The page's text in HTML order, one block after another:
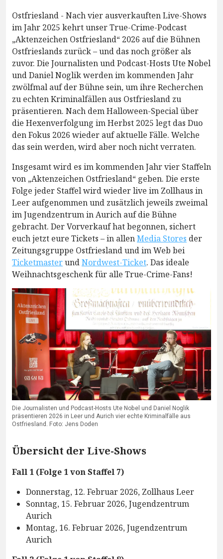
Ostfriesland - Nach vier ausverkauften Live-Shows
im Jahr 2025 kehrt unser True-Crime-Podcast
„Aktenzeichen Ostfriesland“ 2026 auf die Bühnen
Ostfrieslands zurück – und das noch größer als
zuvor. Die Journalisten und Podcast-Hosts Ute Nobel
und Daniel Noglik werden im kommenden Jahr
zwölfmal auf der Bühne sein, um ihre Recherchen
zu echten Kriminalfällen aus Ostfriesland zu
präsentieren. Nach dem Halloween-Special über
die Hexenverfolgung im Herbst 2025 legt das Duo
den Fokus 2026 wieder auf aktuelle Fälle. Welche
das sein werden, wird aber noch nicht verraten.
Insgesamt wird es im kommenden Jahr vier Staffeln
von „Aktenzeichen Ostfriesland“ geben. Die erste
Folge jeder Staffel wird wieder live im Zollhaus in
Leer aufgenommen und zusätzlich jeweils zweimal
im Jugendzentrum in Aurich auf die Bühne
gebracht. Der Vorverkauf hat begonnen, sichert
euch jetzt eure Tickets – in allenMedia Stores der
Zeitungsgruppe Ostfriesland und im Web bei
TicketmasterundNordwest-Ticket. Das ideale
Weihnachtsgeschenk für alle True-Crime-Fans!
Die Journalisten und Podcast-Hosts Ute Nobel und Daniel Noglik
präsentieren 2026 in Leer und Aurich vier echte Kriminalfälle aus
Ostfriesland. Foto: Jens Doden
Übersicht der Live-Shows
Fall 1 (Folge 1 von Staffel 7)
Donnerstag, 12. Februar 2026, Zollhaus Leer
Sonntag, 15. Februar 2026, Jugendzentrum
Aurich
Montag, 16. Februar 2026, Jugendzentrum
Aurich